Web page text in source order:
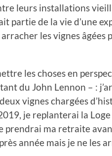
leurs installations
partie de la vie d’une
les vignes âgées
les choses en
du John Lennon – :
vignes chargées
je replanterai la
prendrai ma retraite
année mais je ne les